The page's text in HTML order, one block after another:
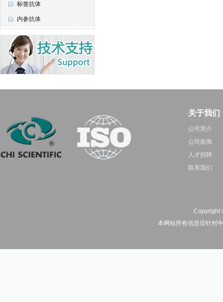
标签抗体
内参抗体
关于我们
公司简介
公司新闻
人才招聘
联系我们
Copyright
本网站所有信息仅针对